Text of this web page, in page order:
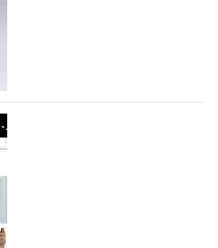
столице с 26 сентября
заявок. Примерно
дизайнеры,
представлены в…
свои новинки на Euro
Lihuang Footwear
году и расположенная в
является